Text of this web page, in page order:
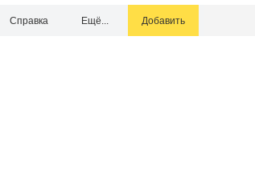
Справка Ещё... Добавить